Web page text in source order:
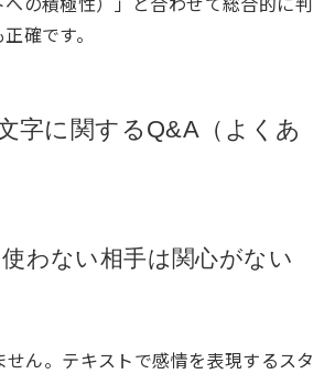
確です。
字に関するQ&A（よくあ
わない相手は関心がない
せん。テキストで感情を表現するスタ